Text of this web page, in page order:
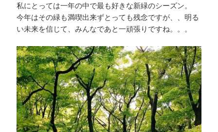
私にとっては一年の中で最も好きな新緑のシーズン。
今年はその緑も満喫出来ずとっても残念ですが、、明る
い未来を信じて、みんなであと一頑張りですね。。。